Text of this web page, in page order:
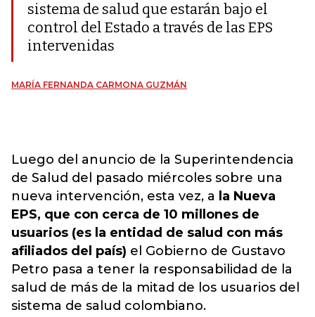
sistema de salud que estarán bajo el
control del Estado a través de las EPS
intervenidas
MARÍA FERNANDA CARMONA GUZMÁN
Luego del anuncio de la Superintendencia
de Salud del pasado miércoles sobre una
nueva intervención, esta vez, a la Nueva
EPS, que con cerca de 10 millones de
usuarios (es la entidad de salud con más
afiliados del país) el Gobierno de Gustavo
Petro pasa a tener la responsabilidad de la
salud de más de la mitad de los usuarios del
sistema de salud colombiano.